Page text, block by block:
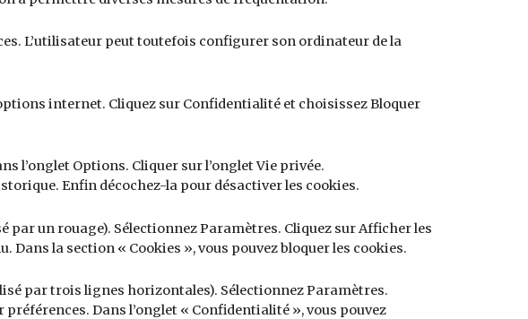
L’utilisateur peut toutefois configurer son ordinateur de la
internet. Cliquez sur Confidentialité et choisissez Bloquer
l’onglet Options. Cliquer sur l’onglet Vie privée.
Enfin décochez-la pour désactiver les cookies.
un rouage). Sélectionnez Paramètres. Cliquez sur Afficher les
la section « Cookies », vous pouvez bloquer les cookies.
par trois lignes horizontales). Sélectionnez Paramètres.
Dans l’onglet « Confidentialité », vous pouvez